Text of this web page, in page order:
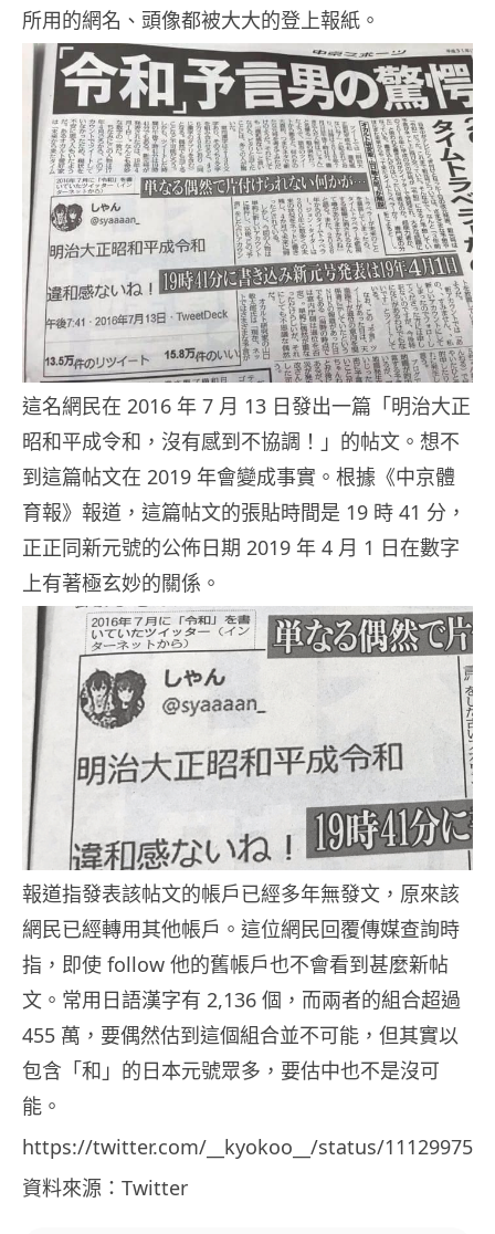
所用的網名、頭像都被大大的登上報紙。
這名網民在 2016 年 7 月 13 日發出一篇「明治大正
昭和平成令和，沒有感到不協調！」的帖文。想不
到這篇帖文在 2019 年會變成事實。根據《中京體
育報》報道，這篇帖文的張貼時間是 19 時 41 分，
正正同新元號的公佈日期 2019 年 4 月 1 日在數字
上有著極玄妙的關係。
報道指發表該帖文的帳戶已經多年無發文，原來該
網民已經轉用其他帳戶。這位網民回覆傳媒查詢時
指，即使 follow 他的舊帳戶也不會看到甚麼新帖
文。常用日語漢字有 2,136 個，而兩者的組合超過
455 萬，要偶然估到這個組合並不可能，但其實以
包含「和」的日本元號眾多，要估中也不是沒可
能。
https://twitter.com/__kyokoo__/status/
資料來源：Twitter